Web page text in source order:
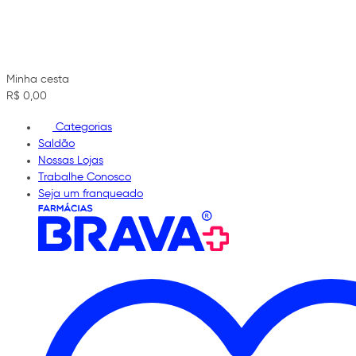
Minha cesta
R$ 0,00
Categorias
Saldão
Nossas Lojas
Trabalhe Conosco
Seja um franqueado